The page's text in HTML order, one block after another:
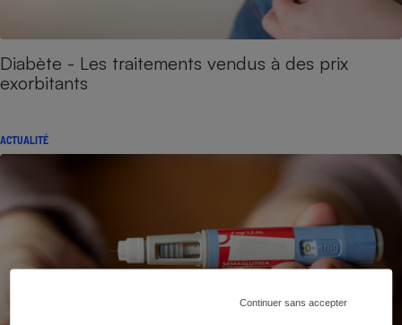
Continuer sans accepter
Diabète - Les traitements vendus à des prix
exorbitants
ACTUALITÉ